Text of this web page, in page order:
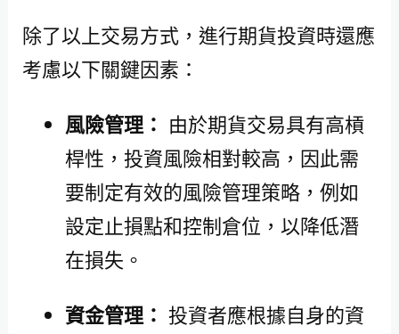
除了以上交易方式，進行期貨投資時還應
考慮以下關鍵因素：
風險管理： 由於期貨交易具有高槓
桿性，投資風險相對較高，因此需
要制定有效的風險管理策略，例如
設定止損點和控制倉位，以降低潛
在損失。
資金管理： 投資者應根據自身的資